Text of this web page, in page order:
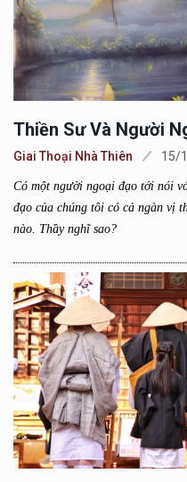
Thiền Sư Và Người
Giai Thoại Nhà Thiên 15/
Có một người ngoại đạo tới nói
đạo của chúng tôi có cả ngàn vị
nào. Thầy nghĩ sao?